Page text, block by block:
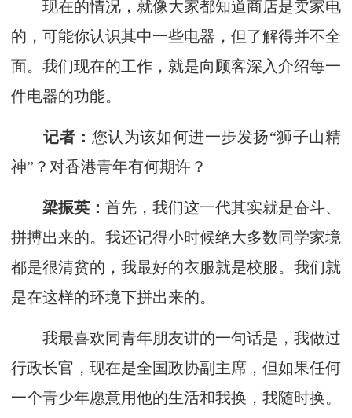
现在的情况，就像大家都知道商店是卖家电
的，可能你认识其中一些电器，但了解得并不全
面。我们现在的工作，就是向顾客深入介绍每一
件电器的功能。
记者： 您认为该如何进一步发扬“狮子山精
神”？对香港青年有何期许？
梁振英： 首先，我们这一代其实就是奋斗、
拼搏出来的。我还记得小时候绝大多数同学家境
都是很清贫的，我最好的衣服就是校服。我们就
是在这样的环境下拼出来的。
我最喜欢同青年朋友讲的一句话是，我做过
行政长官，现在是全国政协副主席，但如果任何
一个青少年愿意用他的生活和我换，我随时换。